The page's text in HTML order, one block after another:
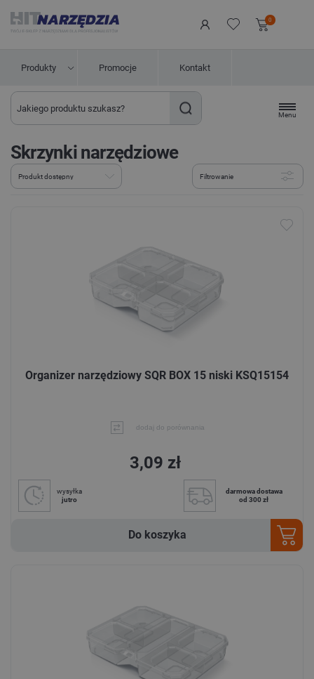
0
Produkty Promocje Kontakt
Menu
Skrzynki narzędziowe
Filtrowanie
Organizer narzędziowy SQR BOX 15 niski KSQ15154
dodaj do porównania
3,09 zł
wysyłka
jutro
darmowa dostawa
od 300 zł
Do koszyka